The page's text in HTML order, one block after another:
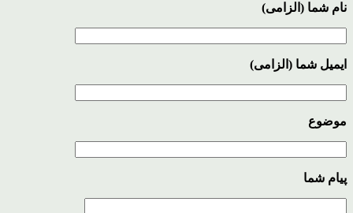
نام شما (الزامی)
ایمیل شما (الزامی)
موضوع
پیام شما